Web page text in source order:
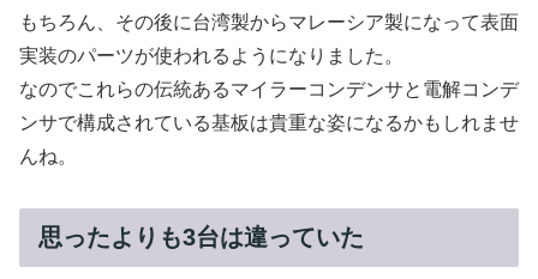
もちろん、その後に台湾製からマレーシア製になって表面
実装のパーツが使われるようになりました。
なのでこれらの伝統あるマイラーコンデンサと電解コンデ
ンサで構成されている基板は貴重な姿になるかもしれませ
んね。
思ったよりも3台は違っていた